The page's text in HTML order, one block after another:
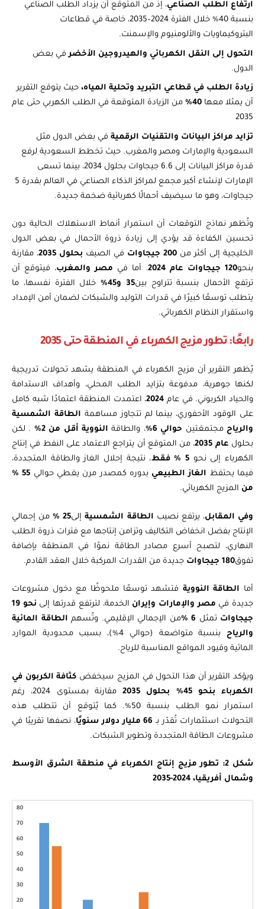
ارتفاع الطلب الصناعي، إذ من المتوقع أن يزداد الطلب الصناعي
بنسبة 40% خلال الفترة 2024–2035، خاصة في قطاعات
البتروكيماويات والألومنيوم والإسمنت.
التحول إلى النقل الكهربائي والهيدروجين الأخضرفي بعض
الدول.
زيادة الطلب في قطاعي التبريد وتحلية المياه،حيث يتوقع التقرير
أن يمثلا معها40%
من الزيادة المتوقعة في الطلب الكهربي حتى عام
2035
تزايد مراكز البيانات والتقنيات الرقميةفي بعض الدول مثل
السعودية والإمارات ومصر والمغرب. حيث تخطط السعودية لرفع
قدرة مراكز البيانات إلى 6.6 جيجاوات بحلول 2034، بينما تسعى
الإمارات لإنشاء أكبر مجمع لمراكز الذكاء الصناعي في العالم بقدرة 5
جيجاوات، وهو ما سيضيف أحمالًا كهربائية ضخمة جديدة.
وتُظهر نماذج التوقعات أن استمرار أنماط الاستهلاك الحالية دون
تحسين الكفاءة قد يؤدي إلى زيادة ذروة الأحمال في بعض الدول
الخليجية إلى أكثر من200 جيجاوات في الصيفبحلول 2035
، مقارنة
بنحو120 جيجاوات عام 2024 . أما فيمصر والمغرب، فيتوقع أن
ترتفع الأحمال بنسبة تتراوح بين35 و45%
خلال الفترة نفسها، ما
يتطلب توسعًا كبيرًا في قدرات التوليد والشبكات لضمان أمن الإمداد
واستقرار النظام الكهربائي.
رابعًا: تطور مزيج الكهرباء في المنطقة حتى 2035
يُظهر التقرير أن مزيج الكهرباء في المنطقة يشهد تحولات تدريجية
لكنها جوهرية، مدفوعة بتزايد الطلب المحلي، وأهداف الاستدامة
والحياد الكربوني. في عام2024، اعتمدت المنطقة اعتمادًا شبه كامل
على الوقود الأحفوري، بينما لم تتجاوز مساهمةالطاقة الشمسية
والرياحمجتمعَتينحوالي 6% ، والطاقةالنووية أقل من 2%
. لكن
بحلولعام 2035
، من المتوقع أن يتراجع الاعتماد على النفط في إنتاج
الكهرباء إلى نحو5 % فقط
، نتيجة إحلال الغاز والطاقة المتجددة،
فيما يحتفظالغاز الطبيعيبدوره كمصدر مرن يغطي حوالي
55 %
منالمزيج الكهربائي.
وفي المقابل، يرتفع نصيبالطاقة الشمسيةإلى25
%من إجمالي
الإنتاج بفضل انخفاض التكاليف وتزامن إنتاجها مع فترات ذروة الطلب
النهاري، لتصبح أسرع مصادر الطاقة نموًا في المنطقة بإضافة
تفوق180 جيجاوات جديدة من القدرات المركبة خلال العقد القادم.
أماالطاقة النوويةفتشهد توسعًا ملحوظًا مع دخول مشروعات
جديدة فيمصر والإمارات وإيرانالخدمة، لترتفع قدرتها إلى
نحو 19
جيجاواتتمثل6 % من الإجمالي الإقليمي. وتُسهمالطاقة المائية
والرياح
بنسبة متواضعة (حوالي 4%)، بسبب محدودية الموارد
المائية وقيود المواقع المناسبة للرياح.
ويؤكد التقرير أن هذا التحول في المزيج سيخفض كثافة الكربون في
الكهرباء بنحو 45% بحلول 2035
مقارنة بمستوى 2024، رغم
استمرار نمو الطلب بنسبة 50%. كما يُتوقع أن تتطلب هذه
التحولات استثمارات تُقدّر بـ 66 مليار دولار سنويًا
، نصفها تقريبًا في
مشروعات الطاقة المتجددة وتطوير الشبكات.
شكل 2: تطور مزيج إنتاج الكهرباء في منطقة الشرق الأوسط
وشمال أفريقيا، 2024-2035